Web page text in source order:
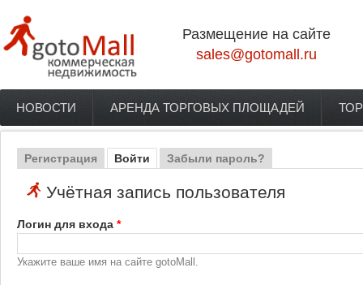
Размещение на сайте
sales@gotomall.ru
Главное меню
НОВОСТИ АРЕНДА ТОРГОВЫХ ПЛОЩАДЕЙ
Главные вкладки
Регистрация Войти (активная вкладка)
Забыли пароль?
Учётная запись пользователя
Логин для входа *
Укажите ваше имя на сайте gotoMall.